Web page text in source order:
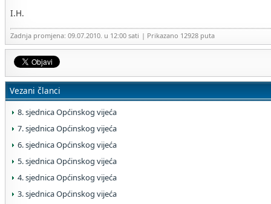
I.H.
Zadnja promjena: 09.07.2010. u 12:00 sati | Prikazano 12928 puta
Vezani članci
8. sjednica Općinskog vijeća
7. sjednica Općinskog vijeća
6. sjednica Općinskog vijeća
5. sjednica Općinskog vijeća
4. sjednica Općinskog vijeća
3. sjednica Općinskog vijeća